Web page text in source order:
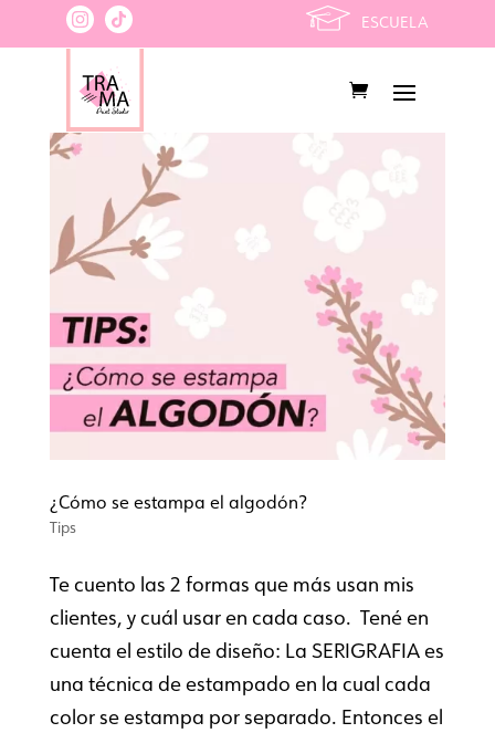
ESCUELA
¿Cómo se estampa el algodón?
Tips
Te cuento las 2 formas que más usan mis
clientes, y cuál usar en cada caso. Tené en
cuenta el estilo de diseño: La SERIGRAFIA es
una técnica de estampado en la cual cada
color se estampa por separado. Entonces el